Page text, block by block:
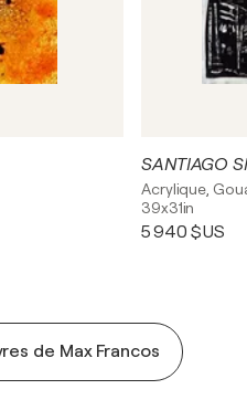
SANTIAGO
Acrylique,
39x31in
5 940 $US
de Max Francos